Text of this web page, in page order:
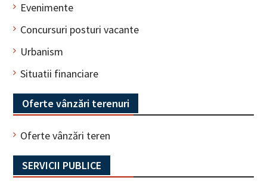
Evenimente
Concursuri posturi vacante
Urbanism
Situatii financiare
Oferte vânzări terenuri
Oferte vânzări teren
SERVICII PUBLICE